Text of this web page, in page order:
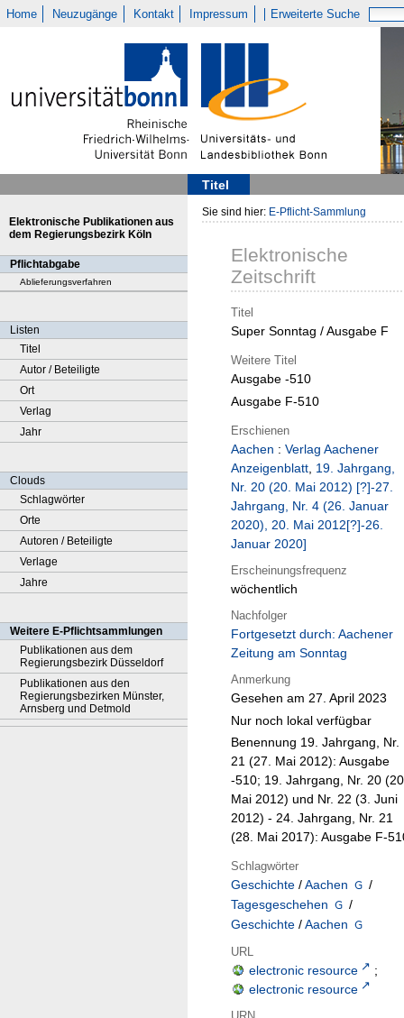
Home Neuzugänge Kontakt Impressum Erweiterte Suche
Titel
Elektronische Publikationen aus
dem Regierungsbezirk Köln
Pflichtabgabe
Ablieferungsverfahren
Listen
Titel
Autor / Beteiligte
Ort
Verlag
Jahr
Clouds
Schlagwörter
Orte
Autoren / Beteiligte
Verlage
Jahre
Weitere E-Pflichtsammlungen
Publikationen aus dem
Regierungsbezirk Düsseldorf
Publikationen aus den
Regierungsbezirken Münster,
Arnsberg und Detmold
Sie sind hier: E-Pflicht-Sammlung
Elektronische
Zeitschrift
Titel
Super Sonntag / Ausgabe F
Weitere Titel
Ausgabe -510
Ausgabe F-510
Erschienen
Aachen : Verlag Aachener
Anzeigenblatt, 19. Jahrgang,
Nr. 20 (20. Mai 2012) [?]-27.
Jahrgang, Nr. 4 (26. Januar
2020), 20. Mai 2012[?]-26.
Januar 2020]
Erscheinungsfrequenz
wöchentlich
Nachfolger
Fortgesetzt durch: Aachener
Zeitung am Sonntag
Anmerkung
Gesehen am 27. April 2023
Nur noch lokal verfügbar
Benennung 19. Jahrgang, Nr.
21 (27. Mai 2012): Ausgabe
-510; 19. Jahrgang, Nr. 20
Mai 2012) und Nr. 22 (3. Juni
2012) - 24. Jahrgang, Nr. 21
(28. Mai 2017): Ausgabe F-
Schlagwörter
Geschichte /Aachen
/
Tagesgeschehen
/
Geschichte /Aachen
URL
electronic resource
;
electronic resource